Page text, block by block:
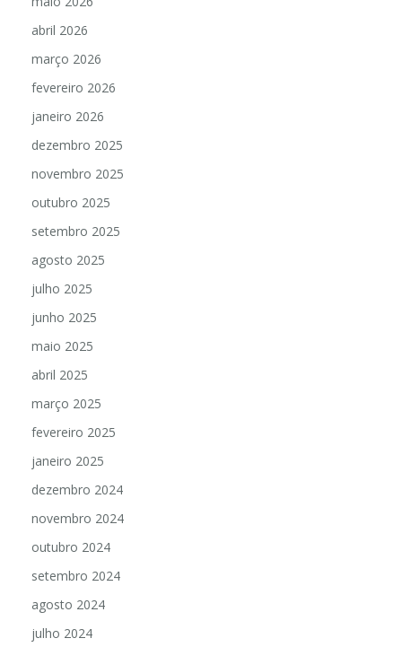
abril 2026
março 2026
fevereiro 2026
janeiro 2026
dezembro 2025
novembro 2025
outubro 2025
setembro 2025
agosto 2025
julho 2025
junho 2025
maio 2025
abril 2025
março 2025
fevereiro 2025
janeiro 2025
dezembro 2024
novembro 2024
outubro 2024
setembro 2024
agosto 2024
julho 2024